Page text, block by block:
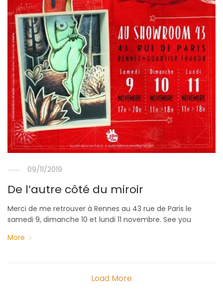
09/11/2019
De l’autre côté du miroir
Merci de me retrouver à Rennes au 43 rue de Paris le
samedi 9, dimanche 10 et lundi 11 novembre. See you
More
Load More